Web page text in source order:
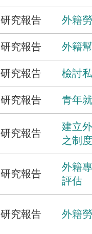
研究報告 外籍
研究報告 外籍
研究報告 檢討
研究報告 青年
研究報告
建立
之制
研究報告
外籍
評估
研究報告 外籍